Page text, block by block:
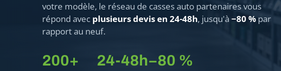
votre modèle, le réseau de casses auto partenaires vous
répond avec plusieurs devis en 24-48h, jusqu'à −80 % par
rapport au neuf.
200+ 24-48h−80 %